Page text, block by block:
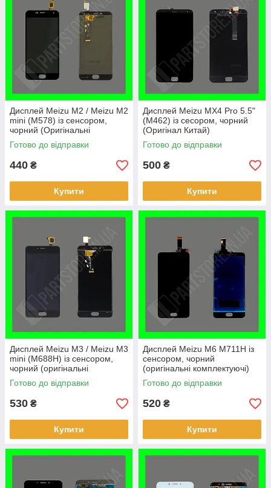
Дисплей Meizu M2 / Meizu M2
mini (M578) із сенсором,
чорний (Оригінальні
комплектуючі)
Готово до відправки
440 ₴
Купити
Дисплей Meizu MX4 Pro 5.5"
(M462) із сесором, чорний
(Оригінал Китай)
Готово до відправки
500 ₴
Купити
Дисплей Meizu M3 / Meizu M3
mini (M688H) із сенсором,
чорний (оригінальні
комплектуючі)
Готово до відправки
530 ₴
Купити
Дисплей Meizu M6 M711H із
сенсором, чорний
(оригінальні комплектуючі)
Готово до відправки
520 ₴
Купити